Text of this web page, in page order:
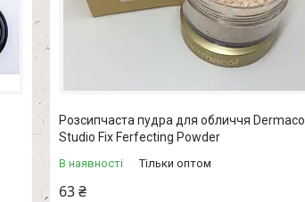
Розсипчаста пудра для обличчя Dermacol
Studio Fix Ferfecting Powder
В наявності Тільки оптом
63 ₴